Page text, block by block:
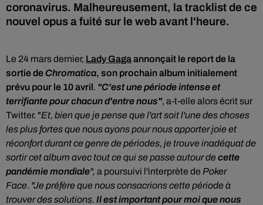
coronavirus. Malheureusement, la tracklist de ce
nouvel opus a fuité sur le web avant l'heure.
Le 24 mars dernier, Lady Gagaannonçait le report de la
sortie de Chromatica, son prochain album initialement
prévu pour le 10 avril. "C'est une période intense et
terrifiante pour chacun d'entre nous", a-t-elle alors écrit sur
Twitter. "Et, bien que je pense que l'art soit l'une des choses
les plus fortes que nous ayons pour nous apporter joie et
réconfort durant ce genre de périodes, je trouve inadéquat de
sortir cet album avec tout ce qui se passe autour decette
pandémie mondiale", a poursuivi l'interprète de Poker
Face. "Je préfère que nous consacrions cette période à
trouver des solutions. Il est important pour moi que nous